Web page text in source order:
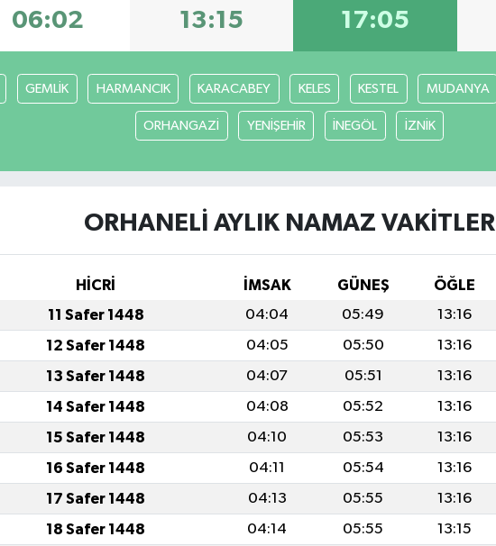
06:02 13:15 17:05
GEMLİK HARMANCIK KARACABEY KELES KESTEL MUDANYA
ORHANGAZİ YENİŞEHİR İNEGÖL İZNİK
ORHANELİ AYLIK NAMAZ VAKITLERI
HİCRİ İMSAK GÜNEŞ ÖĞLE
11 Safer 1448 04:04 05:49 13:16
12 Safer 1448 04:05 05:50 13:16
13 Safer 1448 04:07 05:51 13:16
14 Safer 1448 04:08 05:52 13:16
15 Safer 1448 04:10 05:53 13:16
16 Safer 1448 04:11 05:54 13:16
17 Safer 1448 04:13 05:55 13:16
18 Safer 1448 04:14 05:55 13:15